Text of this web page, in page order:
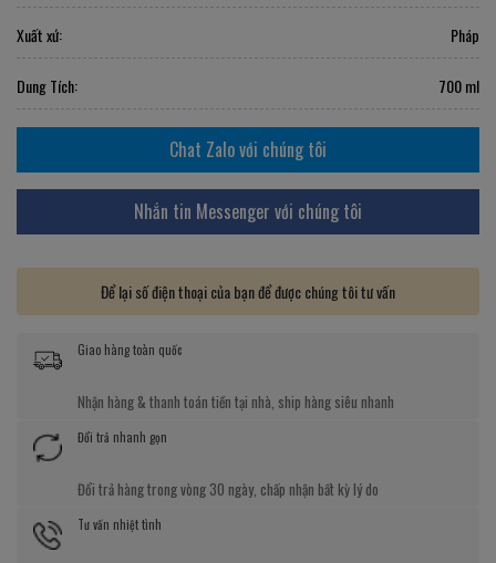
Xuất xứ: Pháp
Dung Tích: 700 ml
Chat Zalo với chúng tôi
Nhắn tin Messenger với chúng tôi
Để lại số điện thoại của bạn để được chúng tôi tư vấn
Giao hàng toàn quốc
Nhận hàng & thanh toán tiền tại nhà, ship hàng siêu nhanh
Đổi trả nhanh gọn
Đổi trả hàng trong vòng 30 ngày, chấp nhận bất kỳ lý do
Tư vấn nhiệt tình